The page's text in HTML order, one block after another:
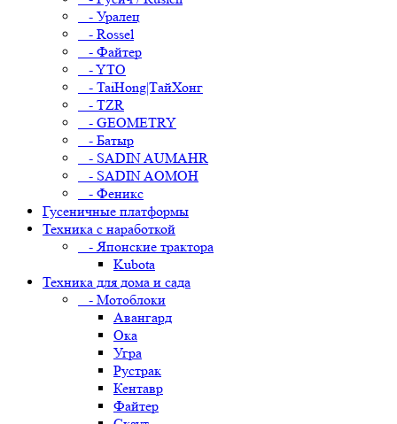
- Уралец
- Rossel
- Файтер
- YTO
- TaiHong|ТайХонг
- TZR
- GEOMETRY
- Батыр
- SADIN AUMAHR
- SADIN AOMOH
- Феникс
Гусеничные платформы
Техника с наработкой
- Японские трактора
Kubota
Техника для дома и сада
- Мотоблоки
Авангард
Ока
Угра
Рустрак
Кентавр
Файтер